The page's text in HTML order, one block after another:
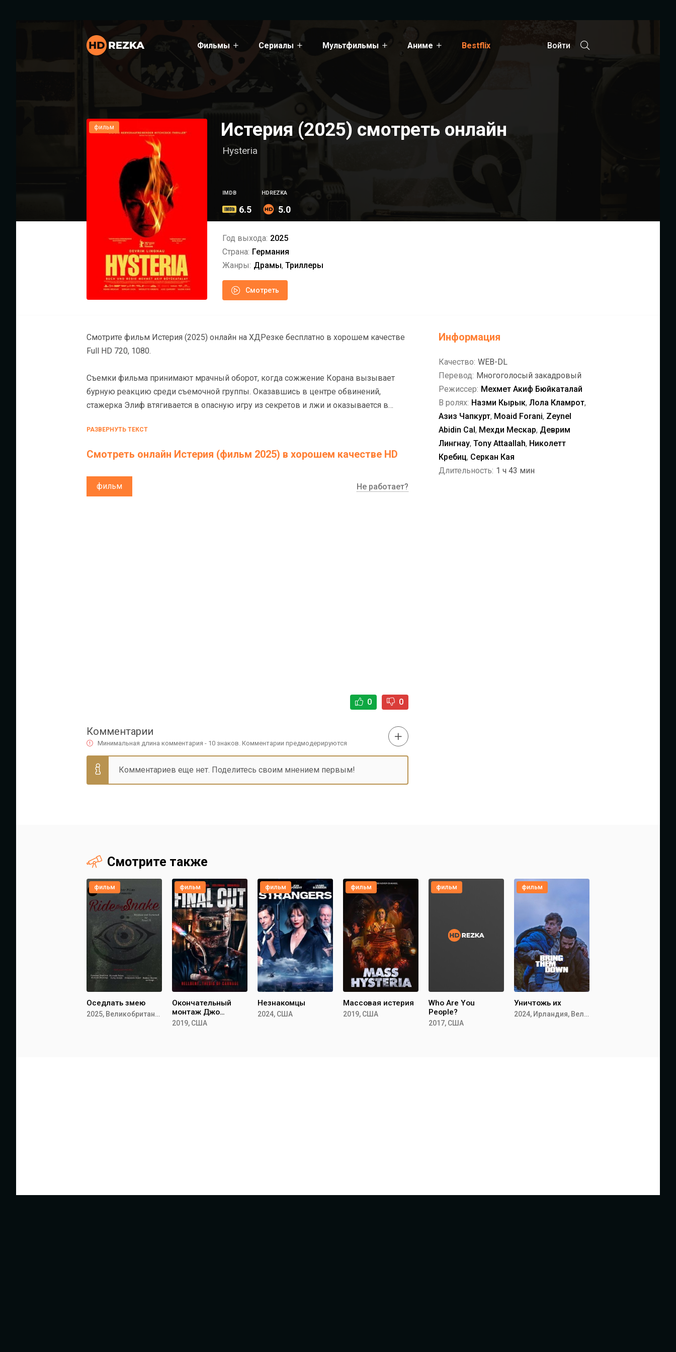
Фильмы Сериалы Мультфильмы Аниме Bestflix Войти
Истерия (2025) смотреть онлайн
фильм
Hysteria
IMDB
6.5
HDREZKA
5.0
Год выхода: 2025
Страна: Германия
Жанры: Драмы, Триллеры
Смотреть
Смотрите фильм Истерия (2025) онлайн на ХДРезке бесплатно в хорошем качестве
Full HD 720, 1080.
Съемки фильма принимают мрачный оборот, когда сожжение Корана вызывает
бурную реакцию среди съемочной группы. Оказавшись в центре обвинений,
стажерка Элиф втягивается в опасную игру из секретов и лжи и оказывается в
РАЗВЕРНУТЬ ТЕКСТ
Смотреть онлайн Истерия (фильм 2025) в хорошем качестве HD
фильм Не работает?
0 0
Комментарии
Минимальная длина комментария - 10 знаков. Комментарии предмодерируются
Комментариев еще нет. Поделитесь своим мнением первым!
Информация
Качество: WEB-DL
Перевод: Многоголосый закадровый
Режиссер: Мехмет Акиф Бюйкаталай
В ролях: Назми Кырык, Лола Кламрот,
Азиз Чапкурт, Moaid Forani, Zeynel
Abidin Cal, Мехди Мескар, Деврим
Лингнау, Tony Attaallah, Николетт
Кребиц, Серкан Кая
Длительность: 1 ч 43 мин
Смотрите также
фильм
Оседлать змею
2025, Великобритания
фильм
Окончательный
монтаж Джо
Райзера
2019, США
фильм
Незнакомцы
2024, США
фильм
Массовая истерия
2019, США
фильм
Who Are You
People?
2017, США
фильм
Уничтожь их
2024, Ирландия, Великобритания,